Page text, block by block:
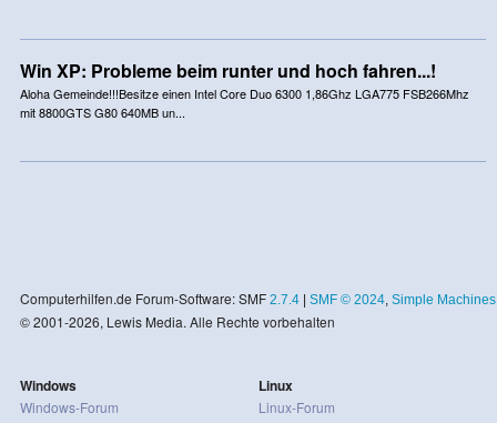
Win XP: Probleme beim runter und hoch fahren...!
Aloha Gemeinde!!!Besitze einen Intel Core Duo 6300 1,86Ghz LGA775 FSB266Mhz
mit 8800GTS G80 640MB un...
Computerhilfen.de Forum-Software: SMF 2.7.4| SMF © 2024, Simple Machines
© 2001-2026, Lewis Media. Alle Rechte vorbehalten
Windows
Windows-Forum
Linux
Linux-Forum